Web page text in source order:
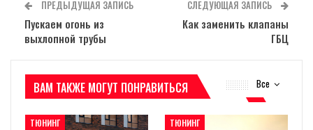
ПРЕДЫДУЩАЯ ЗАПИСЬ
Пускаем огонь из
выхлопной трубы
СЛЕДУЮЩАЯ ЗАПИСЬ
Как заменить клапаны
ГБЦ
Все
ВАМ ТАКЖЕ МОГУТ ПОНРАВИТЬСЯ
ТЮНИНГ ТЮНИНГ